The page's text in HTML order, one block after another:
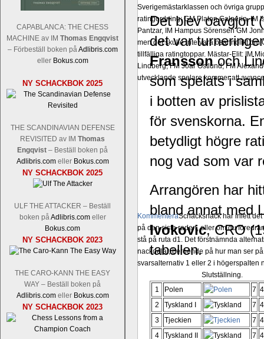
CAPABLANCA: THE CHESS
MACHINE av IM Thomas Engqvist
– Förbeställ boken påAdlibris.com
eller Bokus.com
NY SCHACKBOK 2025
THE SCANDINAVIAN DEFENSE
REVISITED av IM Thomas
Engqvist – Beställ boken på
Adlibris.comeller Bokus.com
NY SCHACKBOK 2025
ULF THE ATTACKER – Beställ
boken påAdlibris.comeller
Bokus.com
NY SCHACKBOK 2023
THE CARO-KANN THE EASY
WAY – Beställ boken på
Adlibris.comeller Bokus.com
NY SCHACKBOK 2023
Sverigemästarklassen och övriga
ratingordning: GM Platon Galperin, IM
Pantzar, IM Hampus Sörensen GM
men det skulle inte vara osannolikt om
tillfälliga ratingtoppar. Mästar-Elit: IM
Lindberg, FM Joar Östlund, FM
utvecklande spelare kommer att
KommenteraSchacksnack har inlett
på den sista raden, eller om du
stå på ruta d1. Det förstnämnda
nackdelar, beroende på hur man ser
svarsalternativ 1 eller 2 i högerspalten
Det blev oavgjort
det var
Franssonoch
som spelats i
i botten av
för svenskorna.
betydligt högre
nog vad som var
Arrangören har
bland annat med
Ivokovic, CRO
tabellen.
Slutställning.
1
Polen 7 4
2
Tyskland I 7 4
3
Tjeckien 7 4
4
Tyskland II 7 4